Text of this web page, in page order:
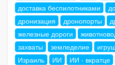
доставка беспилотниками
дронизация
дронопорты
железные дороги
захваты
земледелие
Израиль
ИИ ИИ - вкратце